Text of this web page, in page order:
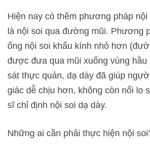
Hiện nay có thêm phương pháp
là nội soi qua đường mũi. Phương
ống nội soi khẩu kính nhỏ hơn
được đưa qua mũi xuống vùng hầu
sát thực quản, dạ dày đã giúp
giác dễ chịu hơn, không còn nổi lo
sĩ chỉ định nội soi dạ dày.
Những ai cần phải thực hiện nội